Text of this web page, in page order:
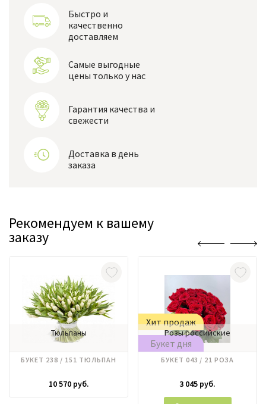
Быстро и
качественно
доставляем
Самые выгодные
цены только у нас
Гарантия качества и
свежести
Доставка в день
заказа
Рекомендуем к вашему
заказу
Тюльпаны
БУКЕТ 238 / 151 ТЮЛЬПАН
10 570 руб.
Розы российские
Хит продаж
Букет дня
БУКЕТ 043 / 21 РОЗА
3 045 руб.